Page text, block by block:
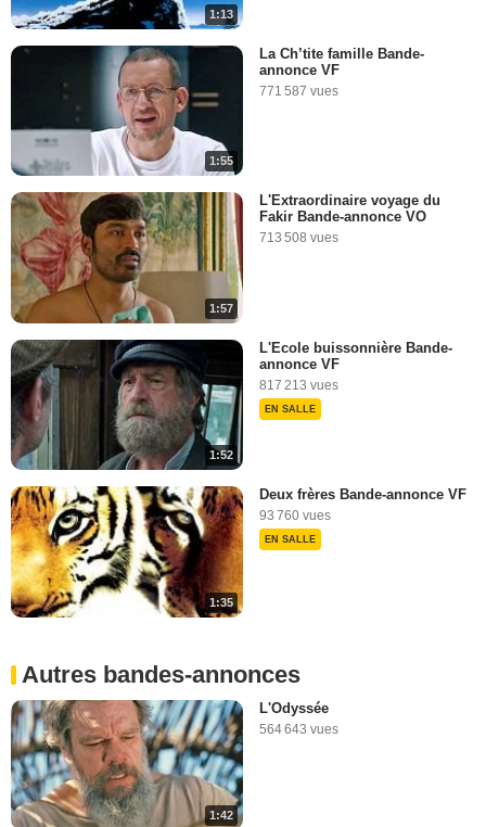
1:13
1:55
La Ch’tite famille Bande-
annonce VF
771 587 vues
1:57
L'Extraordinaire voyage du
Fakir Bande-annonce VO
713 508 vues
1:52
L'Ecole buissonnière Bande-
annonce VF
817 213 vues
EN SALLE
1:35
Deux frères Bande-annonce VF
93 760 vues
EN SALLE
Autres bandes-annonces
1:42
L'Odyssée
564 643 vues